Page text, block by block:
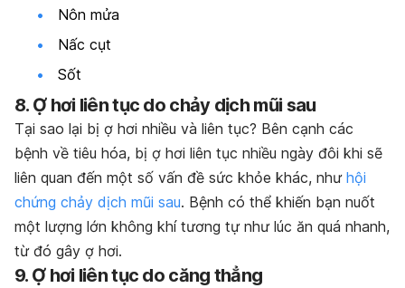
Nôn mửa
Nấc cụt
Sốt
8. Ợ hơi liên tục do chảy dịch mũi sau
Tại sao lại bị ợ hơi nhiều và liên tục? Bên cạnh các
bệnh về tiêu hóa, bị ợ hơi liên tục nhiều ngày đôi khi sẽ
liên quan đến một số vấn đề sức khỏe khác, như hội
chứng chảy dịch mũi sau. Bệnh có thể khiến bạn nuốt
một lượng lớn không khí tương tự như lúc ăn quá nhanh,
từ đó gây ợ hơi.
9. Ợ hơi liên tục do căng thẳng